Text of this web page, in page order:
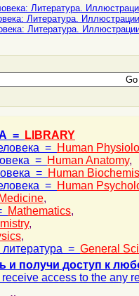
Литература.
Литература. Иллюстрации
Литература.
=
LIBRARY
= Human
= Human Anatomy,
= Human
= Human
Medicine,
Mathematics,
,
,
= General
и получи доступ к
access to the any